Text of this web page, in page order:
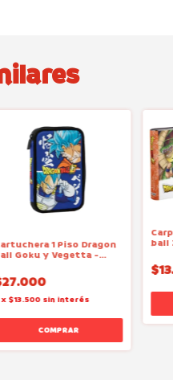
1 Piso Dragon
Goku y Vegetta -
x $13.500 sin interés
ball